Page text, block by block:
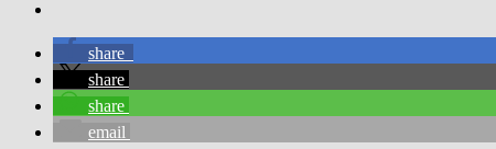
share
share
share
email